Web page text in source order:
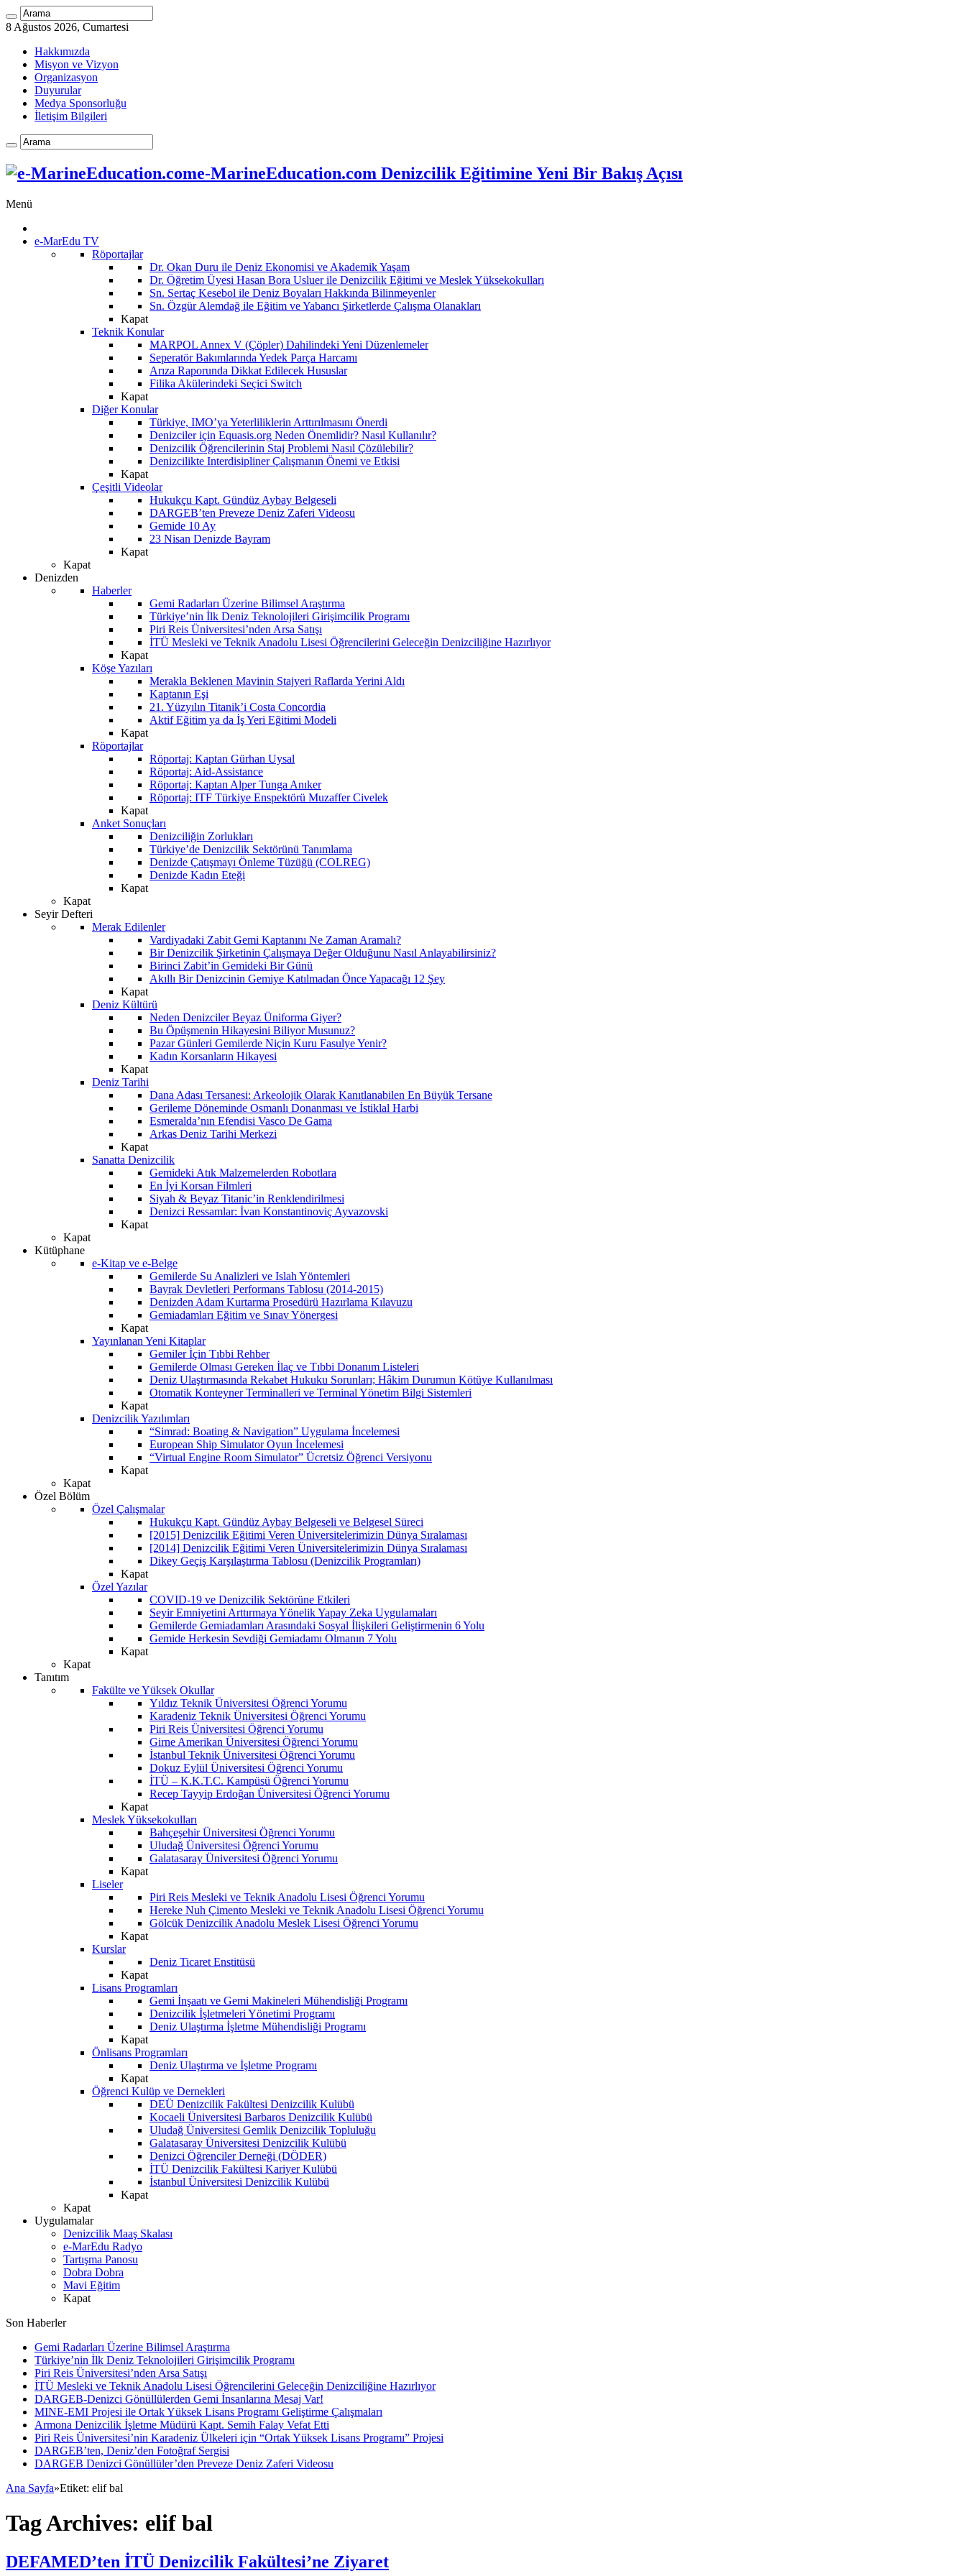
8 Ağustos 2026, Cumartesi
Hakkımızda
Misyon ve Vizyon
Organizasyon
Duyurular
Medya Sponsorluğu
İletişim Bilgileri
e-MarineEducation.com Denizcilik Eğitimine Yeni Bir Bakış Açısı
Menü
e-MarEdu TV
Röportajlar
Dr. Okan Duru ile Deniz Ekonomisi ve Akademik Yaşam
Dr. Öğretim Üyesi Hasan Bora Usluer ile Denizcilik Eğitimi ve Meslek Yüksekokulları
Sn. Sertaç Kesebol ile Deniz Boyaları Hakkında Bilinmeyenler
Sn. Özgür Alemdağ ile Eğitim ve Yabancı Şirketlerde Çalışma Olanakları
Kapat
Teknik Konular
MARPOL Annex V (Çöpler) Dahilindeki Yeni Düzenlemeler
Seperatör Bakımlarında Yedek Parça Harcamı
Arıza Raporunda Dikkat Edilecek Hususlar
Filika Akülerindeki Seçici Switch
Kapat
Diğer Konular
Türkiye, IMO’ya Yeterliliklerin Arttırılmasını Önerdi
Denizciler için Equasis.org Neden Önemlidir? Nasıl Kullanılır?
Denizcilik Öğrencilerinin Staj Problemi Nasıl Çözülebilir?
Denizcilikte Interdisipliner Çalışmanın Önemi ve Etkisi
Kapat
Çeşitli Videolar
Hukukçu Kapt. Gündüz Aybay Belgeseli
DARGEB’ten Preveze Deniz Zaferi Videosu
Gemide 10 Ay
23 Nisan Denizde Bayram
Kapat
Kapat
Denizden
Haberler
Gemi Radarları Üzerine Bilimsel Araştırma
Türkiye’nin İlk Deniz Teknolojileri Girişimcilik Programı
Piri Reis Üniversitesi’nden Arsa Satışı
İTÜ Mesleki ve Teknik Anadolu Lisesi Öğrencilerini Geleceğin Denizciliğine Hazırlıyor
Kapat
Köşe Yazıları
Merakla Beklenen Mavinin Stajyeri Raflarda Yerini Aldı
Kaptanın Eşi
21. Yüzyılın Titanik’i Costa Concordia
Aktif Eğitim ya da İş Yeri Eğitimi Modeli
Kapat
Röportajlar
Röportaj: Kaptan Gürhan Uysal
Röportaj: Aid-Assistance
Röportaj: Kaptan Alper Tunga Anıker
Röportaj: ITF Türkiye Enspektörü Muzaffer Civelek
Kapat
Anket Sonuçları
Denizciliğin Zorlukları
Türkiye’de Denizcilik Sektörünü Tanımlama
Denizde Çatışmayı Önleme Tüzüğü (COLREG)
Denizde Kadın Eteği
Kapat
Kapat
Seyir Defteri
Merak Edilenler
Vardiyadaki Zabit Gemi Kaptanını Ne Zaman Aramalı?
Bir Denizcilik Şirketinin Çalışmaya Değer Olduğunu Nasıl Anlayabilirsiniz?
Birinci Zabit’in Gemideki Bir Günü
Akıllı Bir Denizcinin Gemiye Katılmadan Önce Yapacağı 12 Şey
Kapat
Deniz Kültürü
Neden Denizciler Beyaz Üniforma Giyer?
Bu Öpüşmenin Hikayesini Biliyor Musunuz?
Pazar Günleri Gemilerde Niçin Kuru Fasulye Yenir?
Kadın Korsanların Hikayesi
Kapat
Deniz Tarihi
Dana Adası Tersanesi: Arkeolojik Olarak Kanıtlanabilen En Büyük Tersane
Gerileme Döneminde Osmanlı Donanması ve İstiklal Harbi
Esmeralda’nın Efendisi Vasco De Gama
Arkas Deniz Tarihi Merkezi
Kapat
Sanatta Denizcilik
Gemideki Atık Malzemelerden Robotlara
En İyi Korsan Filmleri
Siyah & Beyaz Titanic’in Renklendirilmesi
Denizci Ressamlar: İvan Konstantinoviç Ayvazovski
Kapat
Kapat
Kütüphane
e-Kitap ve e-Belge
Gemilerde Su Analizleri ve Islah Yöntemleri
Bayrak Devletleri Performans Tablosu (2014-2015)
Denizden Adam Kurtarma Prosedürü Hazırlama Kılavuzu
Gemiadamları Eğitim ve Sınav Yönergesi
Kapat
Yayınlanan Yeni Kitaplar
Gemiler İçin Tıbbi Rehber
Gemilerde Olması Gereken İlaç ve Tıbbi Donanım Listeleri
Deniz Ulaştırmasında Rekabet Hukuku Sorunları; Hâkim Durumun Kötüye Kullanılması
Otomatik Konteyner Terminalleri ve Terminal Yönetim Bilgi Sistemleri
Kapat
Denizcilik Yazılımları
“Simrad: Boating & Navigation” Uygulama İncelemesi
European Ship Simulator Oyun İncelemesi
“Virtual Engine Room Simulator” Ücretsiz Öğrenci Versiyonu
Kapat
Kapat
Özel Bölüm
Özel Çalışmalar
Hukukçu Kapt. Gündüz Aybay Belgeseli ve Belgesel Süreci
[2015] Denizcilik Eğitimi Veren Üniversitelerimizin Dünya Sıralaması
[2014] Denizcilik Eğitimi Veren Üniversitelerimizin Dünya Sıralaması
Dikey Geçiş Karşılaştırma Tablosu (Denizcilik Programları)
Kapat
Özel Yazılar
COVID-19 ve Denizcilik Sektörüne Etkileri
Seyir Emniyetini Arttırmaya Yönelik Yapay Zeka Uygulamaları
Gemilerde Gemiadamları Arasındaki Sosyal İlişkileri Geliştirmenin 6 Yolu
Gemide Herkesin Sevdiği Gemiadamı Olmanın 7 Yolu
Kapat
Kapat
Tanıtım
Fakülte ve Yüksek Okullar
Yıldız Teknik Üniversitesi Öğrenci Yorumu
Karadeniz Teknik Üniversitesi Öğrenci Yorumu
Piri Reis Üniversitesi Öğrenci Yorumu
Girne Amerikan Üniversitesi Öğrenci Yorumu
İstanbul Teknik Üniversitesi Öğrenci Yorumu
Dokuz Eylül Üniversitesi Öğrenci Yorumu
İTÜ – K.K.T.C. Kampüsü Öğrenci Yorumu
Recep Tayyip Erdoğan Üniversitesi Öğrenci Yorumu
Kapat
Meslek Yüksekokulları
Bahçeşehir Üniversitesi Öğrenci Yorumu
Uludağ Üniversitesi Öğrenci Yorumu
Galatasaray Üniversitesi Öğrenci Yorumu
Kapat
Liseler
Piri Reis Mesleki ve Teknik Anadolu Lisesi Öğrenci Yorumu
Hereke Nuh Çimento Mesleki ve Teknik Anadolu Lisesi Öğrenci Yorumu
Gölcük Denizcilik Anadolu Meslek Lisesi Öğrenci Yorumu
Kapat
Kurslar
Deniz Ticaret Enstitüsü
Kapat
Lisans Programları
Gemi İnşaatı ve Gemi Makineleri Mühendisliği Programı
Denizcilik İşletmeleri Yönetimi Programı
Deniz Ulaştırma İşletme Mühendisliği Programı
Kapat
Önlisans Programları
Deniz Ulaştırma ve İşletme Programı
Kapat
Öğrenci Kulüp ve Dernekleri
DEÜ Denizcilik Fakültesi Denizcilik Kulübü
Kocaeli Üniversitesi Barbaros Denizcilik Kulübü
Uludağ Üniversitesi Gemlik Denizcilik Topluluğu
Galatasaray Üniversitesi Denizcilik Kulübü
Denizci Öğrenciler Derneği (DÖDER)
İTÜ Denizcilik Fakültesi Kariyer Kulübü
İstanbul Üniversitesi Denizcilik Kulübü
Kapat
Kapat
Uygulamalar
Denizcilik Maaş Skalası
e-MarEdu Radyo
Tartışma Panosu
Dobra Dobra
Mavi Eğitim
Kapat
Son Haberler
Gemi Radarları Üzerine Bilimsel Araştırma
Türkiye’nin İlk Deniz Teknolojileri Girişimcilik Programı
Piri Reis Üniversitesi’nden Arsa Satışı
İTÜ Mesleki ve Teknik Anadolu Lisesi Öğrencilerini Geleceğin Denizciliğine Hazırlıyor
DARGEB-Denizci Gönüllülerden Gemi İnsanlarına Mesaj Var!
MINE-EMI Projesi ile Ortak Yüksek Lisans Programı Geliştirme Çalışmaları
Armona Denizcilik İşletme Müdürü Kapt. Semih Falay Vefat Etti
Piri Reis Üniversitesi’nin Karadeniz Ülkeleri için “Ortak Yüksek Lisans Programı” Projesi
DARGEB’ten, Deniz’den Fotoğraf Sergisi
DARGEB Denizci Gönüllüler’den Preveze Deniz Zaferi Videosu
Ana Sayfa»Etiket: elif bal
Tag Archives: elif bal
DEFAMED’ten İTÜ Denizcilik Fakültesi’ne Ziyaret